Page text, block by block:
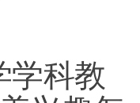
学科教